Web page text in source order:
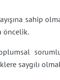
sahip
öncelik.
saygılı